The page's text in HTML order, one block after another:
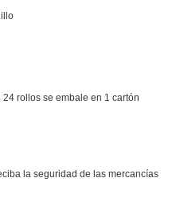
rollos se embale en 1 cartón
la seguridad de las mercancías